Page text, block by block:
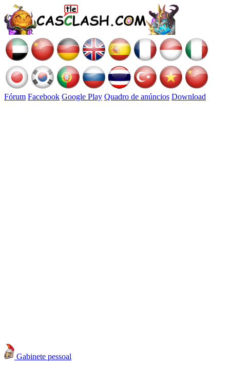
Fórum Facebook Google Play Quadro de anúncios Download
Gabinete pessoal